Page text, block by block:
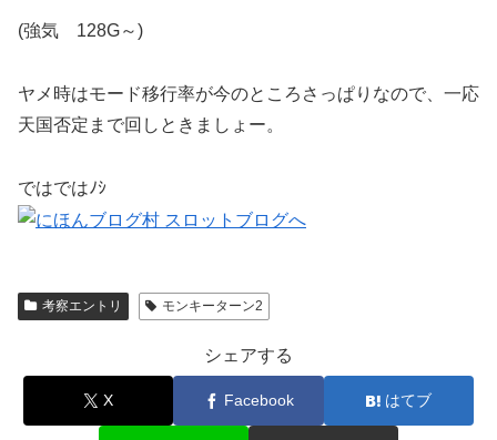
(強気 128G～)
ヤメ時はモード移行率が今のところさっぱりなので、一応
天国否定まで回しときましょー。
ではではﾉｼ
考察エントリ モンキーターン2
シェアする
X Facebook はてブ